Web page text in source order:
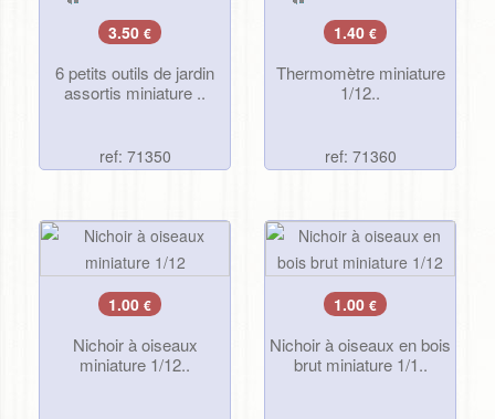
3.50 €
6 petits outils de jardin
assortis miniature ..
ref: 71350
1.40 €
Thermomètre miniature
1/12..
ref: 71360
1.00 €
Nichoir à oiseaux
miniature 1/12..
1.00 €
Nichoir à oiseaux en bois
brut miniature 1/1..